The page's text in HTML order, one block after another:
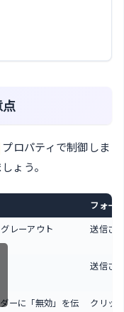
プロパティで制御しま
ょう。
フォー
レーアウト 送信さ
送信さ
ーに「無効」を伝
クリッ